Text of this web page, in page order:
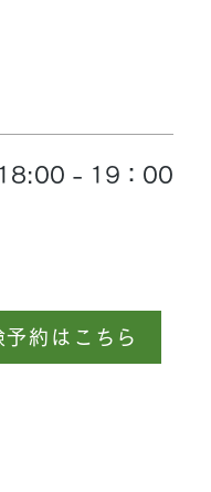
- 19：00
予約はこちら